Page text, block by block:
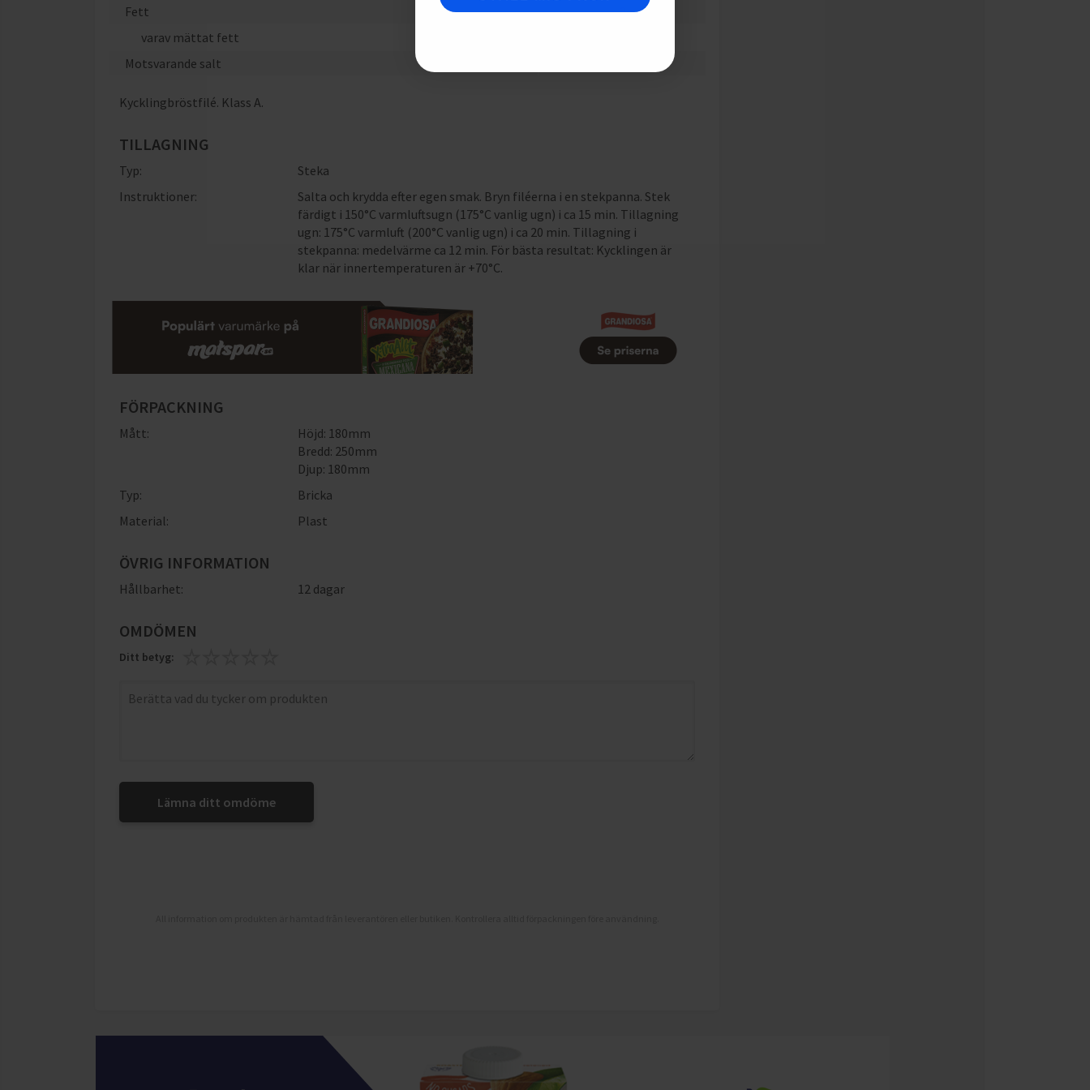
Fett
2g
varav mättat fett
Motsvarande salt
Kycklingbröstfilé. Klass A.
TILLAGNING
Typ:
Steka
Instruktioner:
Salta och krydda efter egen smak. Bryn filéerna i en stekpanna. Stek
färdigt i 150°C varmluftsugn (175°C vanlig ugn) i ca 15 min. Tillagning
ugn: 175°C varmluft (200°C vanlig ugn) i ca 20 min. Tillagning i
stekpanna: medelvärme ca 12 min. För bästa resultat: Kycklingen är
klar när innertemperaturen är +70°C.
FÖRPACKNING
Mått:
Höjd: 180mm
Bredd: 250mm
Djup: 180mm
Typ:
Bricka
Material:
Plast
ÖVRIG INFORMATION
Hållbarhet: 12 dagar
OMDÖMEN
Ditt betyg:
Lämna ditt omdöme